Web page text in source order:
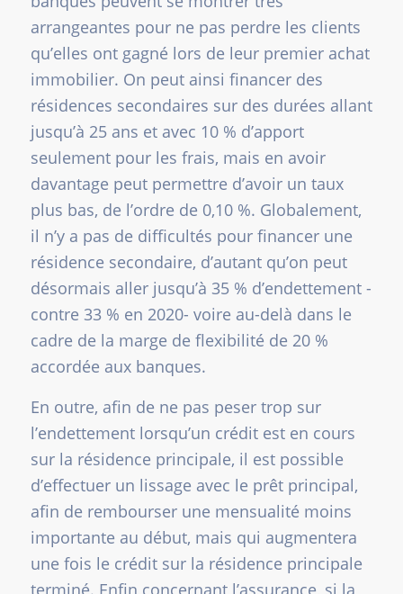
arrangeantes pour ne pas perdre les clients
qu’elles ont gagné lors de leur premier achat
immobilier. On peut ainsi financer des
résidences secondaires sur des durées allant
jusqu’à 25 ans et avec 10 % d’apport
seulement pour les frais, mais en avoir
davantage peut permettre d’avoir un taux
plus bas, de l’ordre de 0,10 %. Globalement,
il n’y a pas de difficultés pour financer une
résidence secondaire, d’autant qu’on peut
désormais aller jusqu’à 35 % d’endettement -
contre 33 % en 2020- voire au-delà dans le
cadre de la marge de flexibilité de 20 %
accordée aux banques.
En outre, afin de ne pas peser trop sur
l’endettement lorsqu’un crédit est en cours
sur la résidence principale, il est possible
d’effectuer un lissage avec le prêt principal,
afin de rembourser une mensualité moins
importante au début, mais qui augmentera
une fois le crédit sur la résidence principale
terminé. Enfin concernant l’assurance, si la